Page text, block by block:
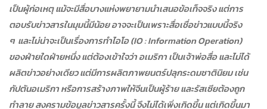
เป็นผู้ก่อเหตุ แม้จะมีสื่อบางแห่งพยายามนำเสนอข้อเท็จจริง แต่การ
ตอบรับข่าวสารในมุมนี้มีน้อย อาจจะเป็นเพราะสื่อเชื่อข่าวแบบนี้จริง
ๆ และไม่น่าจะเป็นเรื่องการทำไอโอ (IO : Information Operation)
ของฝ่ายใดฝ่ายหนึ่ง แต่ต้องเข้าใจว่า อเมริกา เป็นเจ้าพ่อสื่อ และไม่ได้
ผลิตข่าวอย่างเดียว แต่มีการผลิตภาพยนตร์ปลุกระดมชาตินิยม เช่น
กัปตันอเมริกา หรือการสร้างภาพให้จีนเป็นผู้ร้าย และรัสเซียต้องถูก
ทำลาย สงครามข้อมูลข่าวสารครั้งนี้ จึงไม่ได้เพิ่งเกิดขึ้น แต่เกิดขึ้นมา